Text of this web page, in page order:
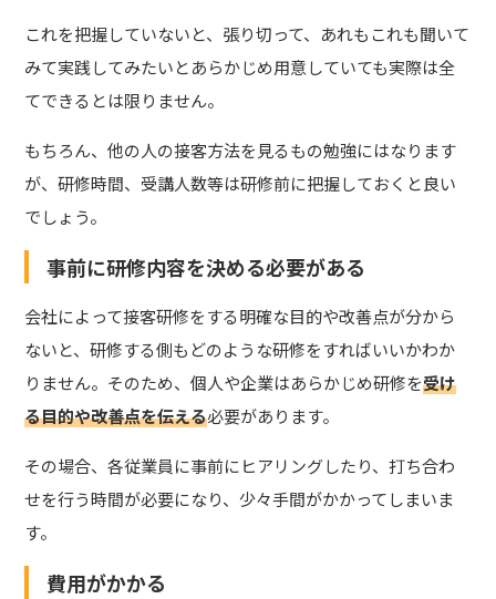
これを把握していないと、張り切って、あれもこれも聞いて
みて実践してみたいとあらかじめ用意していても実際は全
てできるとは限りません。
もちろん、他の人の接客方法を見るもの勉強にはなります
が、研修時間、受講人数等は研修前に把握しておくと良い
でしょう。
事前に研修内容を決める必要がある
会社によって接客研修をする明確な目的や改善点が分から
ないと、研修する側もどのような研修をすればいいかわか
りません。そのため、個人や企業はあらかじめ研修を受け
る目的や改善点を伝える必要があります。
その場合、各従業員に事前にヒアリングしたり、打ち合わ
せを行う時間が必要になり、少々手間がかかってしまいま
す。
費用がかかる